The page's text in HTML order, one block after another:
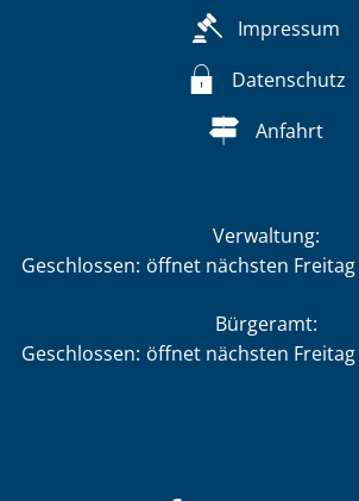
Impressum
Datenschutz
Anfahrt
Verwaltung:
Klicken, um weitere Öffnungs- oder
Geschlossen: öffnet nächsten
Bürgeramt:
Klicken, um weitere Öffnungs- oder
Geschlossen: öffnet nächsten